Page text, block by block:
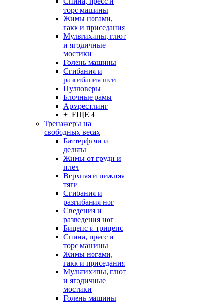
торс машины
Жимы ногами,
гакк и приседания
Мультихипы, глют
и ягодичные
мостики
Голень машины
Сгибания и
разгибания шеи
Пулловеры
Блочные рамы
Армрестлинг
+ ЕЩЕ 4
Тренажеры на
свободных весах
Баттерфляи и
дельты
Жимы от груди и
плеч
Верхняя и нижняя
тяги
Сгибания и
разгибания ног
Сведения и
разведения ног
Бицепс и трицепс
Спина, пресс и
торс машины
Жимы ногами,
гакк и приседания
Мультихипы, глют
и ягодичные
мостики
Голень машины